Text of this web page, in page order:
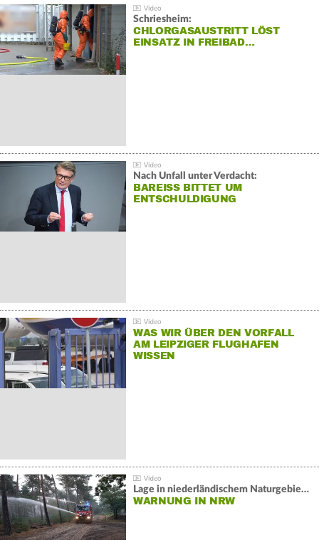
Schriesheim:
CHLORGASAUSTRITT LÖST
EINSATZ IN FREIBAD…
Nach Unfall unter Verdacht:
BAREISS BITTET UM E
NTSCHULDIGUNG
WAS WIR ÜBER DEN VORFALL
AM LEIPZIGER FLUGHAFEN
WISSEN
Lage in niederländischem Naturgebiet stabil
WARNUNG IN NRW